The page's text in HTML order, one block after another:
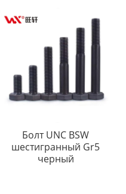
Болт UNC BSW
шестигранный Gr5
черный